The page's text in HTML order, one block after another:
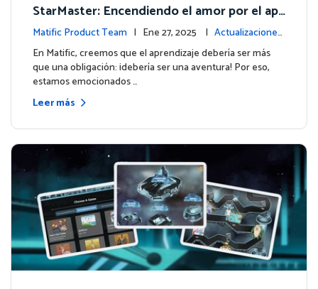
StarMaster: Encendiendo el amor por el apr
endizaje a través de la competencia amistos
a
Matific Product Team | Ene 27, 2025 | Actualizaciones
de la plataforma
En Matific, creemos que el aprendizaje debería ser más
que una obligación: ¡debería ser una aventura! Por eso,
estamos emocionados …
Leer más